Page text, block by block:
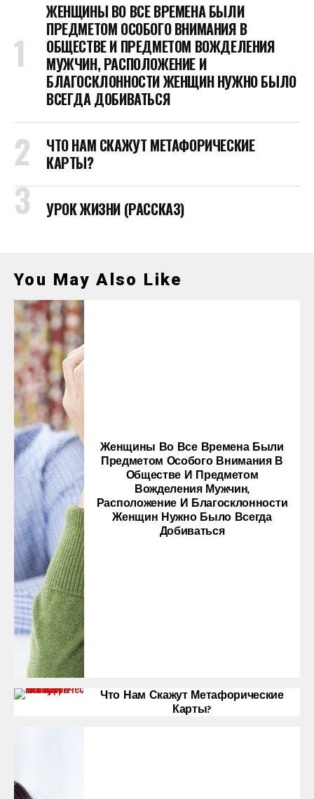
ЖЕНЩИНЫ ВО ВСЕ ВРЕМЕНА БЫЛИ
ПРЕДМЕТОМ ОСОБОГО ВНИМАНИЯ В
ОБЩЕСТВЕ И ПРЕДМЕТОМ ВОЖДЕЛЕНИЯ
МУЖЧИН, РАСПОЛОЖЕНИЕ И
БЛАГОСКЛОННОСТИ ЖЕНЩИН НУЖНО БЫЛО
ВСЕГДА ДОБИВАТЬСЯ
ЧТО НАМ СКАЖУТ МЕТАФОРИЧЕСКИЕ
КАРТЫ?
УРОК ЖИЗНИ (РАССКАЗ)
You May Also Like
Женщины Во Все Времена Были
Предметом Особого Внимания В
Обществе И Предметом
Вожделения Мужчин,
Расположение И Благосклонности
Женщин Нужно Было Всегда
Добиваться
Что Нам Скажут Метафорические
Карты?